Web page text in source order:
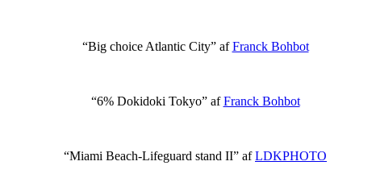
“Big choice Atlantic City” afFranck Bohbot
“6% Dokidoki Tokyo” afFranck Bohbot
“Miami Beach-Lifeguard stand II” afLDKPHOTO